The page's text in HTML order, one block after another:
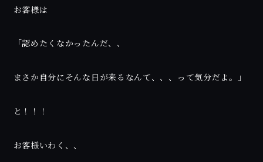
お客様は
「認めたくなかったんだ、、
まさか自分にそんな日が来るなんて、、、って気分だよ。」
と！！！
お客様いわく、、